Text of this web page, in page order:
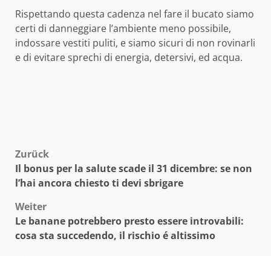
Rispettando questa cadenza nel fare il bucato siamo
certi di danneggiare l’ambiente meno possibile,
indossare vestiti puliti, e siamo sicuri di non rovinarli
e di evitare sprechi di energia, detersivi, ed acqua.
Beitragsnavigation
Zurück
Il bonus per la salute scade il 31 dicembre: se non
l’hai ancora chiesto ti devi sbrigare
Weiter
Le banane potrebbero presto essere introvabili:
cosa sta succedendo, il rischio é altissimo